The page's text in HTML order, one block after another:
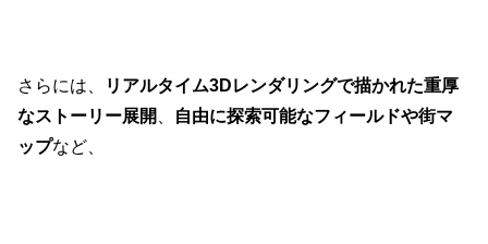
さらには、
リアルタイム3Dレンダリングで描かれた重厚
なストーリー展開
自由に探索可能なフィールドや街マ
ップなど、